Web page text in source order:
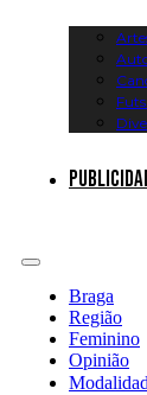
Braga
Região
Feminino
Opinião